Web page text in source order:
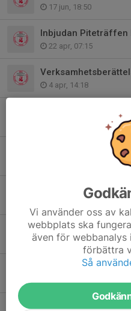
17 jun, 18:50
Inbjudan Piteträffen
22 apr, 07:15
4 apr, 14:18
Resultat
Startlistor
12 dec 2025
Inbjudan
6 okt 2025
Inbjudan
Vi använder oss av
webbplats ska
även för
förbättra
Så